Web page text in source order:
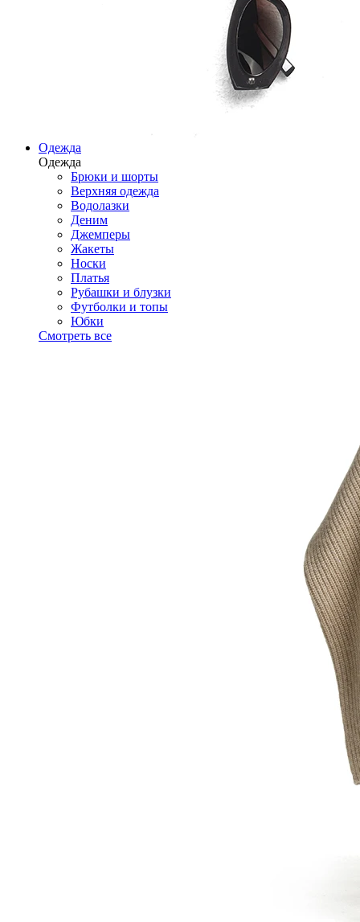
Одежда
Одежда
Брюки и шорты
Верхняя одежда
Водолазки
Деним
Джемперы
Жакеты
Носки
Платья
Рубашки и блузки
Футболки и топы
Юбки
Смотреть все